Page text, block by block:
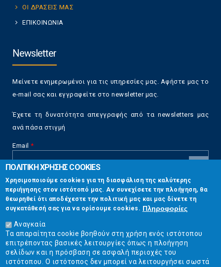
ΟΙ ΔΡΑΣΕΙΣ ΜΑΣ
ΕΠΙΚΟΙΝΩΝΙΑ
Newsletter
Μείνετε ενημερωμένοι για τις υπηρεσίες μας. Αφήστε μας το
e-mail σας και εγγραφείτε στο newsletter μας.
Έχετε τη δυνατότητα απεγγραφής από τα newsletters μας
ανά πάσα στιγμή
Email *
CAPTCHA
This
question is
for testing
whether or
not you are a
human visitor
and to
prevent
automated
Επικοινωνία
Στουρνάρη 17, Αθήνα 10683
2103304444
info@ekpizo.gr
ΠΟΛΙΤΙΚΗ ΧΡΗΣΗΣ COOKIES
Χρησιμοποιούμε cookies για τη διασφάλιση της καλύτερης
περιήγησης στον ιστότοπό μας. Αν συνεχίσετε την πλοήγηση, θα
θεωρηθεί ότι αποδέχεστε την πολιτική μας και μας δίνετε τη
συγκατάθεσή σας για να ορίσουμε cookies. Πληροφορίες
Αναγκαία
Τα απαραίτητα cookie βοηθούν στη χρήση ενός ιστότοπου
επιτρέποντας βασικές λειτουργίες όπως η πλοήγηση
σελίδων και η πρόσβαση σε ασφαλή περιοχές του
ιστότοπου. Ο ιστότοπος δεν μπορεί να λειτουργήσει σωστά